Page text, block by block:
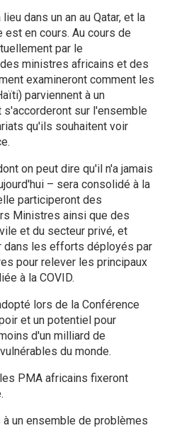
dans un an au Qatar, et la
en cours. Au cours de
par le
ministres africains et des
examineront comment les
parviennent à un
sur l'ensemble
qu'ils souhaitent voir
on peut dire qu'il n'a jamais
– sera consolidé à la
participeront des
Ministres ainsi que des
et du secteur privé, et
dans les efforts déployés par
pour relever les principaux
à la COVID.
lors de la Conférence
et un potentiel pour
d'un milliard de
du monde.
PMA africains fixeront
un ensemble de problèmes